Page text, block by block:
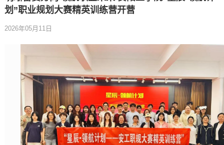
划”职业规划大赛精英训练营开营
2026年05月11日